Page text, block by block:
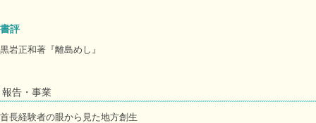
書評
黒岩正和著『離島めし』
報告・事業
首長経験者の眼から見た地方創生